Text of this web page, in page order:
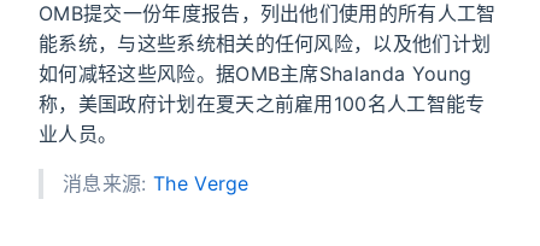
OMB提交一份年度报告，列出他们使用的所有人工智
能系统，与这些系统相关的任何风险，以及他们计划
如何减轻这些风险。据OMB主席Shalanda Young
称，美国政府计划在夏天之前雇用100名人工智能专
业人员。
消息来源: The Verge